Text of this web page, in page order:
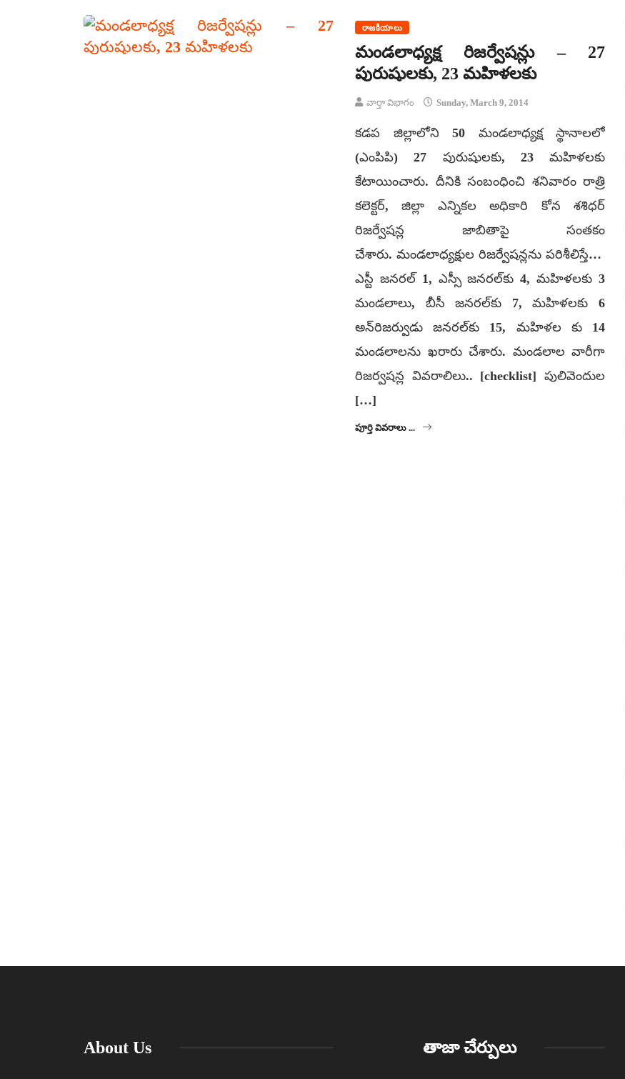
రాజకీయాలు
మండలాధ్యక్ష రిజర్వేషన్లు – 27
పురుషులకు, 23 మహిళలకు
వార్తా విభాగం Sunday, March 9, 2014
కడప జిల్లాలోని 50 మండలాధ్యక్ష స్థానాలలో
(ఎంపిపి) 27 పురుషులకు, 23 మహిళలకు
కేటాయించారు. దీనికి సంబంధించి శనివారం రాత్రి
కలెక్టర్, జిల్లా ఎన్నికల అధికారి కోన శశిధర్
రిజర్వేషన్ల జాబితాపై సంతకం
చేశారు. మండలాధ్యక్షుల రిజర్వేషన్లను పరిశీలిస్తే…
ఎస్టీ జనరల్ 1, ఎస్సీ జనరల్‌కు 4, మహిళలకు 3
మండలాలు, బీసీ జనరల్‌కు 7, మహిళలకు 6
అన్‌రిజర్వుడు జనరల్‌కు 15, మహిళల కు 14
మండలాలను ఖరారు చేశారు. మండలాల వారీగా
రిజర్వషన్ల వివరాలిలు.. [checklist] పులివెందుల
[…]
పూర్తి వివరాలు ...
About Us తాజా చేర్పులు